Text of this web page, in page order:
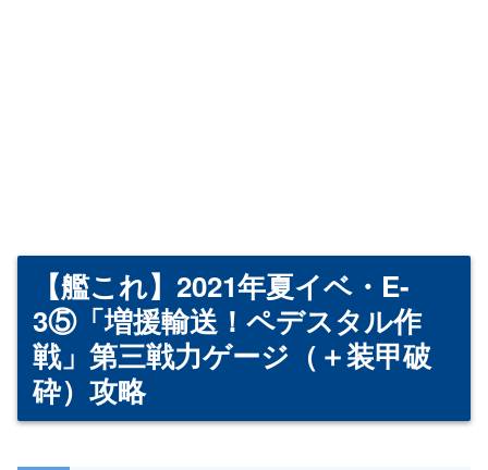
【艦これ】2021年夏イベ・E-
3⑤「増援輸送！ペデスタル作
戦」第三戦力ゲージ（＋装甲破
砕）攻略